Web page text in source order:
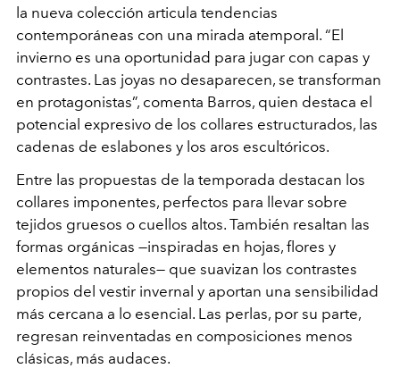
la nueva colección articula tendencias
contemporáneas con una mirada atemporal. “El
invierno es una oportunidad para jugar con capas y
contrastes. Las joyas no desaparecen, se transforman
en protagonistas”, comenta Barros, quien destaca el
potencial expresivo de los collares estructurados, las
cadenas de eslabones y los aros escultóricos.
Entre las propuestas de la temporada destacan los
collares imponentes, perfectos para llevar sobre
tejidos gruesos o cuellos altos. También resaltan las
formas orgánicas —inspiradas en hojas, flores y
elementos naturales— que suavizan los contrastes
propios del vestir invernal y aportan una sensibilidad
más cercana a lo esencial. Las perlas, por su parte,
regresan reinventadas en composiciones menos
clásicas, más audaces.